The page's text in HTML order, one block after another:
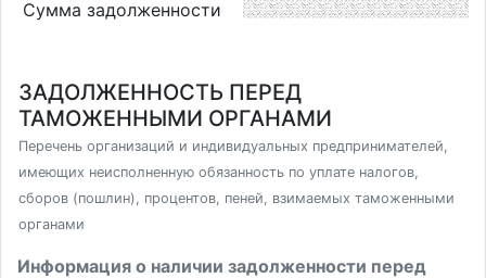
Сумма задолженности
ЗАДОЛЖЕННОСТЬ ПЕРЕД
ТАМОЖЕННЫМИ ОРГАНАМИ
Перечень организаций и индивидуальных предпринимателей,
имеющих неисполненную обязанность по уплате налогов,
сборов (пошлин), процентов, пеней, взимаемых таможенными
органами
Информация о наличии задолженности перед